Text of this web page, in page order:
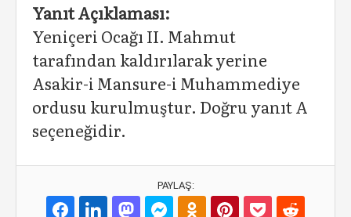
Yanıt Açıklaması:
Yeniçeri Ocağı II. Mahmut
tarafından kaldırılarak yerine
Asakir-i Mansure-i Muhammediye
ordusu kurulmuştur. Doğru yanıt A
seçeneğidir.
PAYLAŞ: